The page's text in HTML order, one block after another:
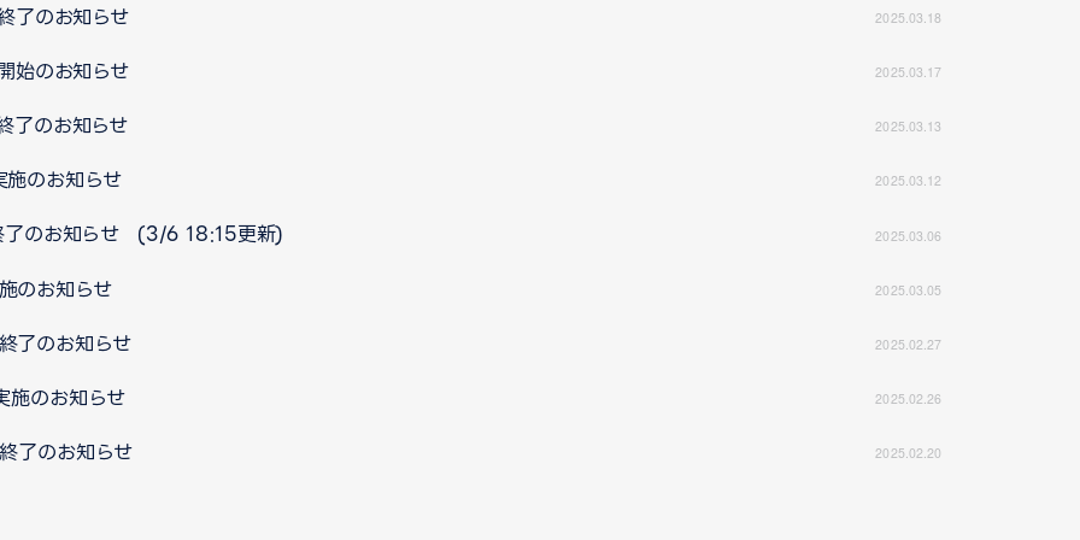
了のお知らせ 2025.03.18
始のお知らせ 2025.03.17
了のお知らせ 2025.03.13
のお知らせ 2025.03.12
了のお知らせ (3/6 18:15更新) 2025.03.06
のお知らせ 2025.03.05
了のお知らせ 2025.02.27
のお知らせ 2025.02.26
了のお知らせ 2025.02.20